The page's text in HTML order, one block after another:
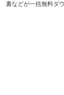
書などが一括無料ダ